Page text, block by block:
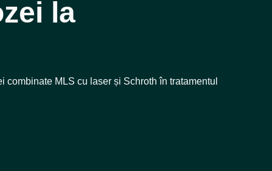
la
MLS cu laser și Schroth în tratamentul